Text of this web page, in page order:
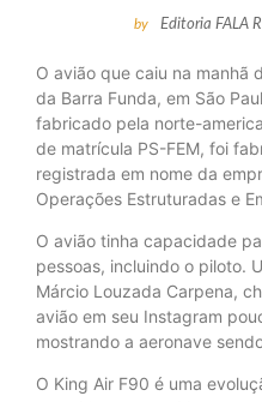
by Editoria FALA
O avião que caiu na manhã
da Barra Funda, em São
fabricado pela norte-
de matrícula PS-FEM, foi
registrada em nome da
Operações Estruturadas e
O avião tinha capacidade
pessoas, incluindo o piloto.
Márcio Louzada Carpena,
avião em seu Instagram
mostrando a aeronave
O King Air F90 é uma